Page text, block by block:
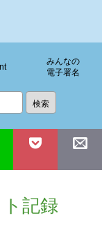
みんなの
電子署名
記録